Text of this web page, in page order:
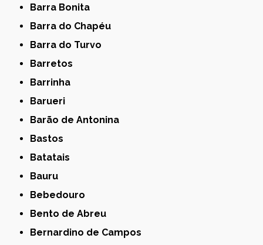
Barra Bonita
Barra do Chapéu
Barra do Turvo
Barretos
Barrinha
Barueri
Barão de Antonina
Bastos
Batatais
Bauru
Bebedouro
Bento de Abreu
Bernardino de Campos